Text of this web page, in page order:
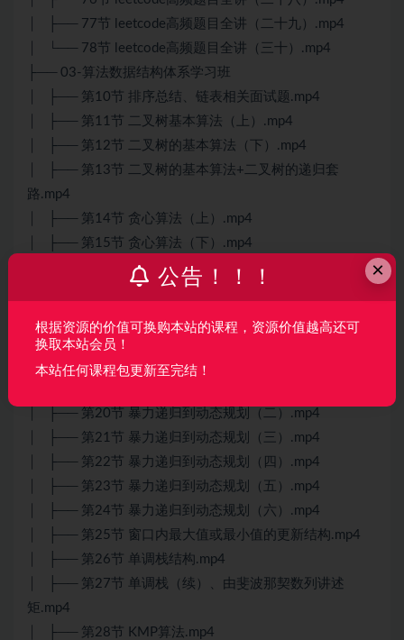
│ ├── 77节 leetcode高频题目全讲（二十九）.mp4
│ └── 78节 leetcode高频题目全讲（三十）.mp4
├── 03-算法数据结构体系学习班
│ ├── 第10节 排序总结、链表相关面试题.mp4
│ ├── 第11节 二叉树基本算法（上）.mp4
│ ├── 第12节 二叉树的基本算法（下）.mp4
│ ├── 第13节 二叉树的基本算法+二叉树的递归套
路.mp4
│ ├── 第14节 贪心算法（上）.mp4
│ ├── 第15节 贪心算法（下）.mp4
│ ├── 第16节 并查集及其相关题目.mp4
│ ├── 第19节 暴力递归到动态规划（一）.mp4
│ ├── 第1节 算法和数据结构路线、注意点与常见问
│ ├── 第20节 暴力递归到动态规划（二）.mp4
│ ├── 第21节 暴力递归到动态规划（三）.mp4
│ ├── 第22节 暴力递归到动态规划（四）.mp4
│ ├── 第23节 暴力递归到动态规划（五）.mp4
│ ├── 第24节 暴力递归到动态规划（六）.mp4
│ ├── 第25节 窗口内最大值或最小值的更新结构.mp4
│ ├── 第26节 单调栈结构.mp4
│ ├── 第27节 单调栈（续）、由斐波那契数列讲述
矩.mp4
│ ├── 第28节 KMP算法.mp4
×
公告！！！
根据资源的价值可换购本站的课程，资源价值越高还可
换取本站会员！
本站任何课程包更新至完结！